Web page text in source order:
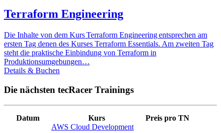
Terraform Engineering
Die Inhalte von dem Kurs Terraform Engineering entsprechen am
ersten Tag denen des Kurses Terraform Essentials. Am zweiten Tag
steht die praktische Einbindung von Terraform in
Produktionsumgebungen…
Details & Buchen
Die nächsten tecRacer Trainings
Datum Kurs Preis pro TN
AWS Cloud Development